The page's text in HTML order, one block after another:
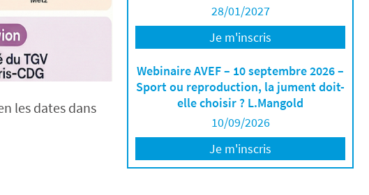
les dates dans
28/01/2027
Je m'inscris
Webinaire AVEF – 10 septembre 2026 –
Sport ou reproduction, la jument doit-
elle choisir ? L.Mangold
10/09/2026
Je m'inscris